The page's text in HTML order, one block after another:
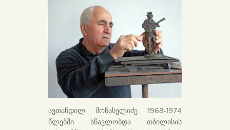
ᲙᲐᲢᲐᲚᲝᲒᲔᲑᲘ
ᲝᲠᲒᲐᲜᲘᲖᲐᲪᲘᲔᲑᲘ
ᲙᲝᲜᲢᲐᲥᲢᲘ
ავთანდილ მონასელიძე 1968-1974
წლებში სწავლობდა თბილისის